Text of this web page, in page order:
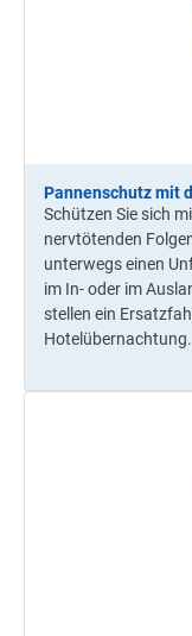
Pannenschutz mit
Schützen Sie sich
nervtötenden
unterwegs einen
im In- oder im
stellen ein
Hotelübernachtung.